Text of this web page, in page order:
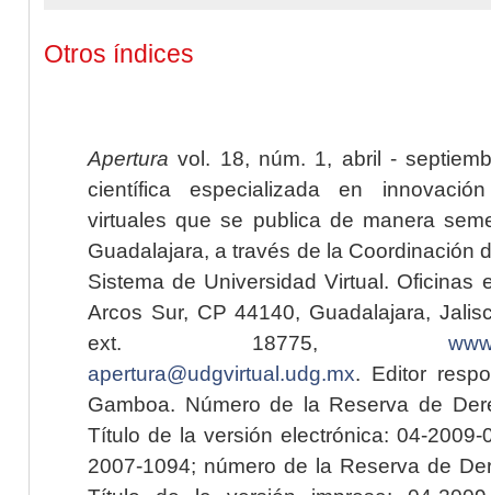
Otros índices
Apertura vol. 18, núm. 1, abril -
científica especializada en
virtuales que se publica de manera
Guadalajara, a través de la Coordinación
Sistema de Universidad Virtual. Oficinas
Arcos Sur, CP 44140, Guadalajara,
ext. 18775,
apertura@udgvirtual.udg.mx. Editor
Gamboa. Número de la Reserva de
Título de la versión electrónica: 04-2009-
2007-1094; número de la Reserva de